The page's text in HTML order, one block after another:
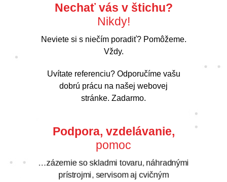
Nechať vás v štichu?
Nikdy!
Neviete si s niečím poradiť? Pomôžeme.
Vždy.
Uvítate referenciu? Odporučíme vašu
dobrú prácu na našej webovej
stránke. Zadarmo.
Podpora, vzdelávanie,
pomoc
…zázemie so skladmi tovaru, náhradnými
prístrojmi, servisom aj cvičným